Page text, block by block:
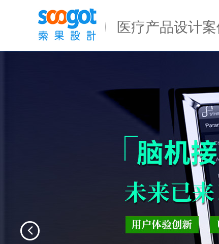
医疗产品设计案
Previous